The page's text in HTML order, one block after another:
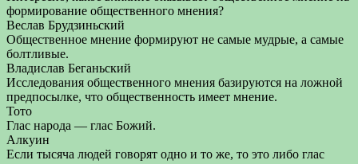
формирование общественного мнения?
Веслав Брудзиньский
Общественное мнение формируют не самые мудрые, а самые
болтливые.
Владислав Беганьский
Исследования общественного мнения базируются на ложной
предпосылке, что общественность имеет мнение.
Тото
Глас народа — глас Божий.
Алкуин
Если тысяча людей говорят одно и то же, то это либо глас